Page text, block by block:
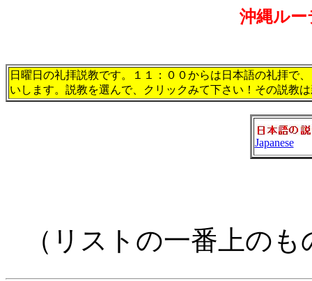
沖縄ル
日曜日の礼拝説教です。１１：００からは日本語の礼拝で
いします。説教を選んで、クリックみて下さい！その説教
Japanese
（リストの一番上の